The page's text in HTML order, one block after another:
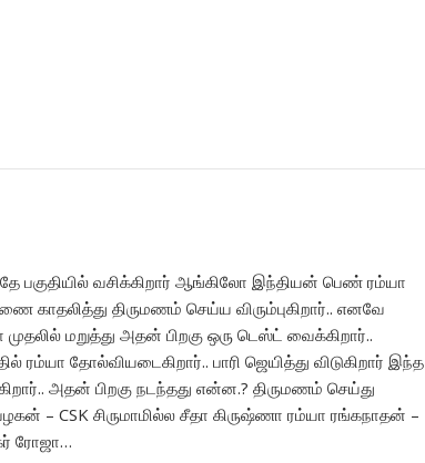
பகுதியில் வசிக்கிறார் ஆங்கிலோ இந்தியன் பெண் ரம்யா
திருமணம் செய்ய விரும்புகிறார்.. எனவே
மறுத்து அதன் பிறகு ஒரு டெஸ்ட் வைக்கிறார்..
தோல்வியடைகிறார்.. பாரி ஜெயித்து விடுகிறார் இந்த
அதன் பிறகு நடந்தது என்ன.? திருமணம் செய்து
– CSK சிருமாமில்ல சீதா கிருஷ்ணா ரம்யா ரங்கநாதன் –
ரோஜா…